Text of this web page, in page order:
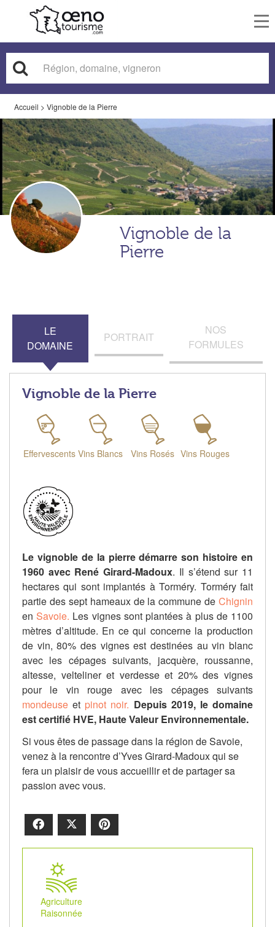
Accueil > Vignoble de la Pierre
Vignoble de la
Pierre
LE
DOMAINE
PORTRAIT
NOS
FORMULES
Vignoble de la Pierre
Effervescents Vins Blancs Vins Rosés Vins Rouges
Le vignoble de la pierre démarre son histoire en
1960 avec René Girard-Madoux. Il s’étend sur 11
hectares qui sont implantés à Torméry. Torméry fait
partie des sept hameaux de la commune de Chignin
en Savoie. Les vignes sont plantées à plus de 1100
mètres d’altitude. En ce qui concerne la production
de vin, 80% des vignes est destinées au vin blanc
avec les cépages suivants, jacquère, roussanne,
altesse, velteliner et verdesse et 20% des vignes
pour le vin rouge avec les cépages suivants
mondeuse et pinot noir. Depuis 2019, le domaine
est certifié HVE, Haute Valeur Environnementale.
Si vous êtes de passage dans la région de Savoie,
venez à la rencontre d’Yves Girard-Madoux qui se
fera un plaisir de vous accueillir et de partager sa
passion avec vous.
Facebook
Agriculture
Raisonnée